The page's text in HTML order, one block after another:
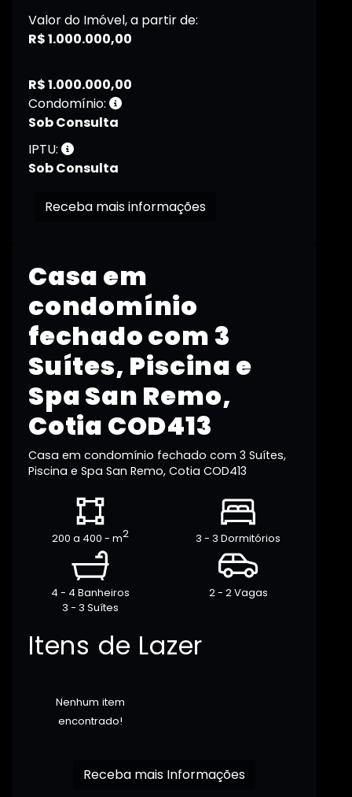
Casa em
condomínio
fechado com 3
Suítes, Piscina e
Spa San Remo,
Cotia COD413
Casa em condomínio fechado com 3 Suítes,
Piscina e Spa San Remo, Cotia COD413
200 a 400 - m2 3 - 3 Dormitórios
4 - 4 Banheiros
3 - 3 Suítes
2 - 2 Vagas
Itens de Lazer
Nenhum item
encontrado!
Receba mais Informações
Valor do Imóvel, a partir de:
R$ 1.000.000,00
R$ 1.000.000,00
Condomínio:
Sob Consulta
IPTU:
Sob Consulta
Receba mais informações